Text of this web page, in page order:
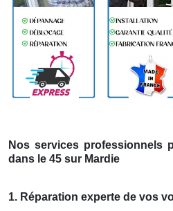
Nos services professionnels
dans le 45 sur Mardie
1. Réparation experte de vos